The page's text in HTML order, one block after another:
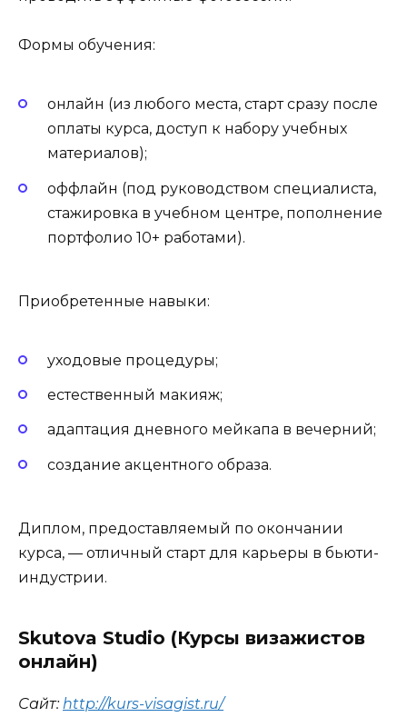
Формы обучения:
онлайн (из любого места, старт сразу после
оплаты курса, доступ к набору учебных
материалов);
оффлайн (под руководством специалиста,
стажировка в учебном центре, пополнение
портфолио 10+ работами).
Приобретенные навыки:
уходовые процедуры;
естественный макияж;
адаптация дневного мейкапа в вечерний;
создание акцентного образа.
Диплом, предоставляемый по окончании
курса, — отличный старт для карьеры в бьюти-
индустрии.
Skutova Studio (Курсы визажистов
онлайн)
Сайт:http://kurs-visagist.ru/